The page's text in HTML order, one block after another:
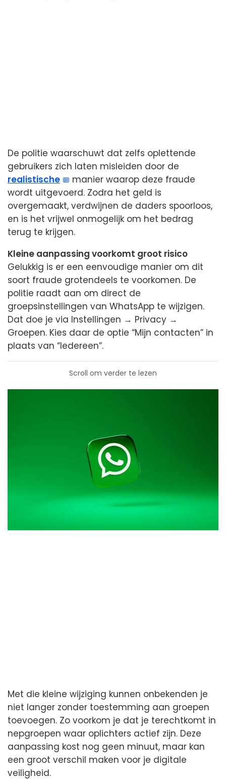
De politie waarschuwt dat zelfs oplettende
gebruikers zich laten misleiden door de
realistische
manier waarop deze fraude
wordt uitgevoerd. Zodra het geld is
overgemaakt, verdwijnen de daders spoorloos,
en is het vrijwel onmogelijk om het bedrag
terug te krijgen.
Kleine aanpassing voorkomt groot risico
Gelukkig is er een eenvoudige manier om dit
soort fraude grotendeels te voorkomen. De
politie raadt aan om direct de
groepsinstellingen van WhatsApp te wijzigen.
Dat doe je via Instellingen → Privacy →
Groepen. Kies daar de optie “Mijn contacten” in
plaats van “Iedereen”.
Scroll om verder te lezen
Met die kleine wijziging kunnen onbekenden je
niet langer zonder toestemming aan groepen
toevoegen. Zo voorkom je dat je terechtkomt in
nepgroepen waar oplichters actief zijn. Deze
aanpassing kost nog geen minuut, maar kan
een groot verschil maken voor je digitale
veiligheid.